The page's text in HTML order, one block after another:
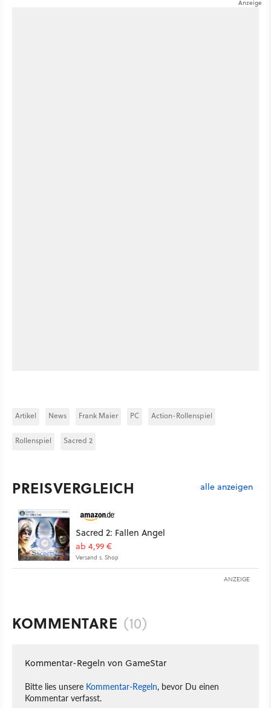
Artikel News Frank Maier PC Action-Rollenspiel
Rollenspiel Sacred 2
PREISVERGLEICH alle anzeigen
Sacred 2: Fallen Angel
ab 4,99 €
Versand s. Shop
ANZEIGE
KOMMENTARE (10)
Kommentar-Regeln von GameStar
Bitte lies unsere Kommentar-Regeln, bevor Du einen
Kommentar verfasst.